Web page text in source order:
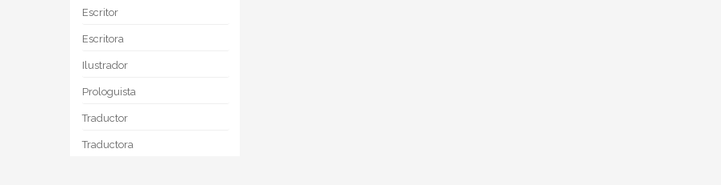
Escritor
Escritora
Ilustrador
Prologuista
Traductor
Traductora